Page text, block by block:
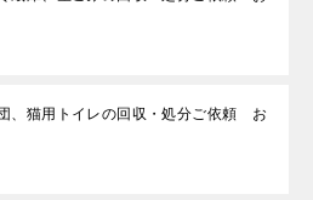
、猫用トイレの回収・処分ご依頼 お